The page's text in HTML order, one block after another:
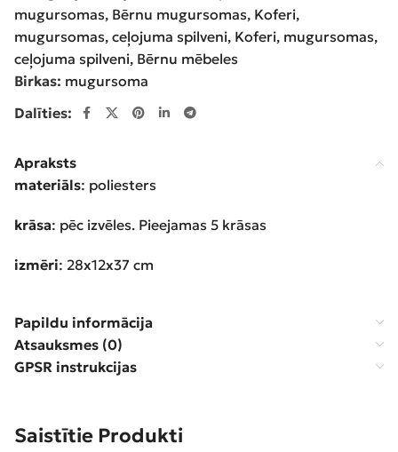
mugursomas, Bērnu mugursomas, Koferi,
mugursomas, ceļojuma spilveni, Koferi, mugursomas,
ceļojuma spilveni, Bērnu mēbeles
Birkas: mugursoma
Dalīties:
Apraksts
materiāls: poliesters
krāsa: pēc izvēles. Pieejamas 5 krāsas
izmēri: 28x12x37 cm
Papildu informācija
Atsauksmes (0)
GPSR instrukcijas
Saistītie Produkti